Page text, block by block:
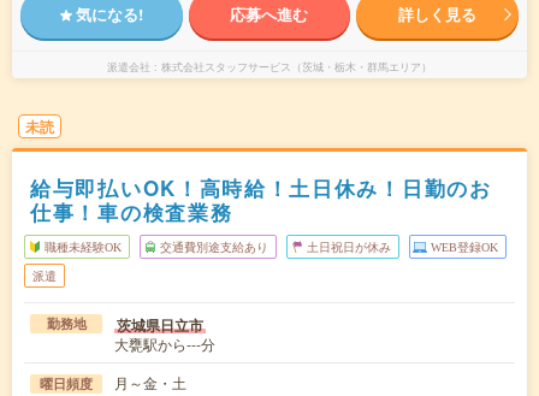
気になる! 応募へ進む 詳しく見る
派遣会社 株式会社スタッフサービス（茨城・栃木・群馬エリア）
未読
給与即払いOK！高時給！土日休み！日勤のお
仕事！車の検査業務
職種未経験OK 交通費別途支給あり 土日祝日が休み WEB登録OK
派遣
勤務地 茨城県日立市
大甕駅から---分
曜日頻度 月～金・土